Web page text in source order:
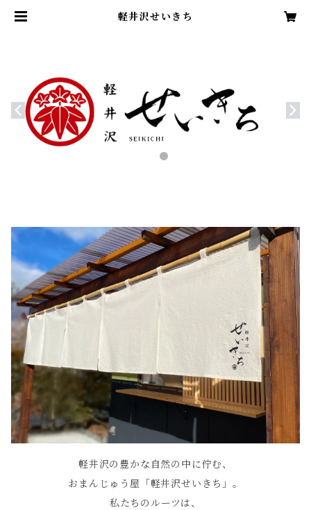
軽井沢せいきち
軽井沢の豊かな自然の中に佇む、
おまんじゅう屋「軽井沢せいきち」。
私たちのルーツは、